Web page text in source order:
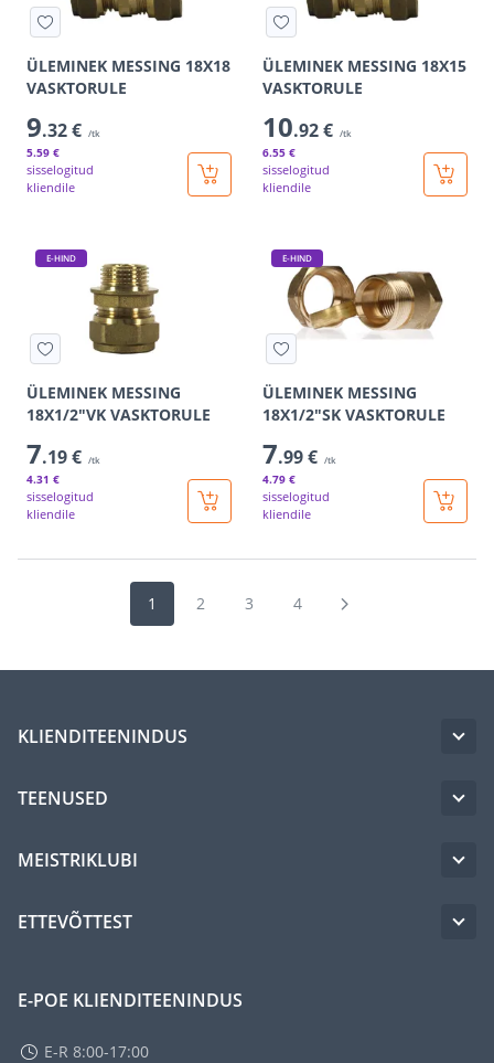
ÜLEMINEK MESSING 18X18
VASKTORULE
9.32 € /tk
5.59 €
sisselogitud
kliendile
ÜLEMINEK MESSING 18X15
VASKTORULE
10.92 € /tk
6.55 €
sisselogitud
kliendile
E-HIND
ÜLEMINEK MESSING
18X1/2"VK VASKTORULE
7.19 € /tk
4.31 €
sisselogitud
kliendile
E-HIND
ÜLEMINEK MESSING
18X1/2"SK VASKTORULE
7.99 € /tk
4.79 €
sisselogitud
kliendile
1 2 3 4
KLIENDITEENINDUS
TEENUSED
MEISTRIKLUBI
ETTEVÕTTEST
E-POE KLIENDITEENINDUS
E-R 8:00-17:00